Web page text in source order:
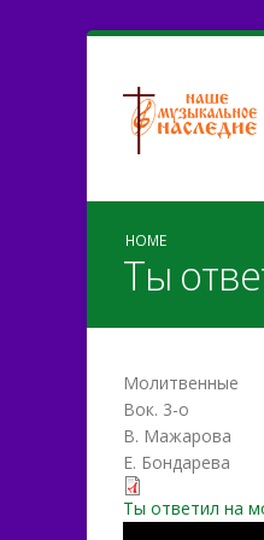
HOME
Ты
Молитвенные
Вок. 3-о
В. Мажарова
Е. Бондарева
Ты ответил на